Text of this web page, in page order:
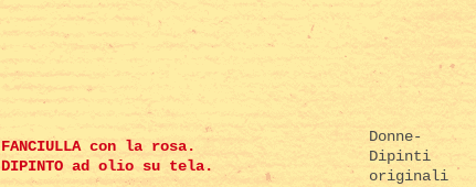
FANCIULLA con la rosa.
DIPINTO ad olio su tela.
Donne-
Dipinti
originali